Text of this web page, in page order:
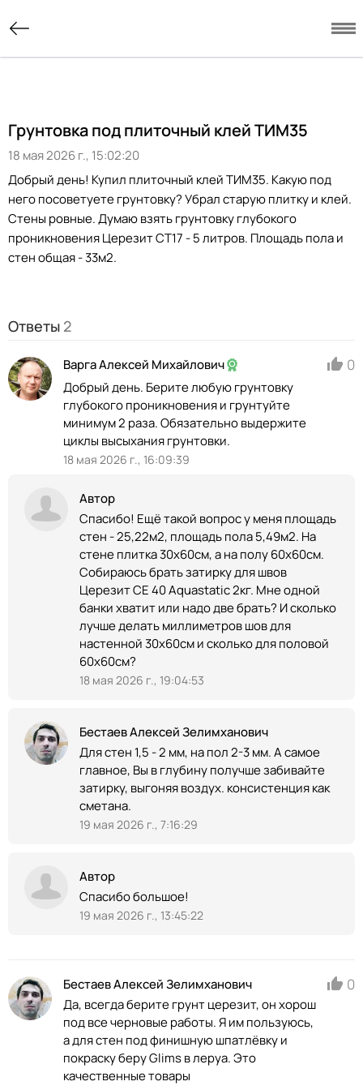
Грунтовка под плиточный клей ТИМ35
18 мая 2026 г., 15:02:20
Добрый день! Купил плиточный клей ТИМ35. Какую под
него посоветуете грунтовку? Убрал старую плитку и клей.
Стены ровные. Думаю взять грунтовку глубокого
проникновения Церезит CT17 - 5 литров. Площадь пола и
стен общая - 33м2.
Ответы 2
Варга Алексей Михайлович
Добрый день. Берите любую грунтовку
глубокого проникновения и грунтуйте
минимум 2 раза. Обязательно выдержите
циклы высыхания грунтовки.
18 мая 2026 г., 16:09:39
0
Автор
Спасибо! Ещё такой вопрос у меня площадь
стен - 25,22м2, площадь пола 5,49м2. На
стене плитка 30х60см, а на полу 60х60см.
Собираюсь брать затирку для швов
Церезит CE 40 Aquastatic 2кг. Мне одной
банки хватит или надо две брать? И сколько
лучше делать миллиметров шов для
настенной 30х60см и сколько для половой
60х60см?
18 мая 2026 г., 19:04:53
Бестаев Алексей Зелимханович
Для стен 1,5 - 2 мм, на пол 2-3 мм. А самое
главное, Вы в глубину получше забивайте
затирку, выгоняя воздух. консистенция как
сметана.
19 мая 2026 г., 7:16:29
Автор
Спасибо большое!
19 мая 2026 г., 13:45:22
Бестаев Алексей Зелимханович
Да, всегда берите грунт церезит, он хорош
под все черновые работы. Я им пользуюсь,
а для стен под финишную шпатлёвку и
покраску беру Glims в леруа. Это
качественные товары
0